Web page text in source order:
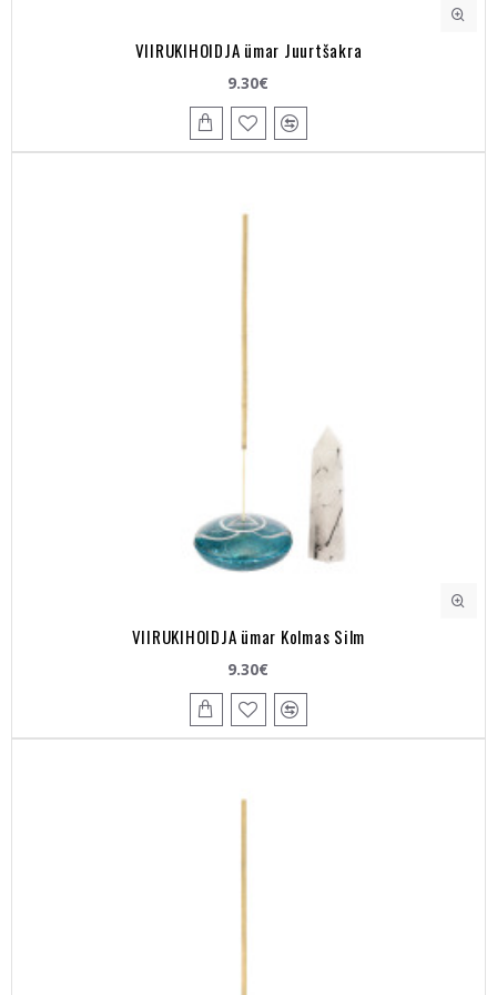
VIIRUKIHOIDJA ümar Juurtšakra
9.30€
VIIRUKIHOIDJA ümar Kolmas Silm
9.30€